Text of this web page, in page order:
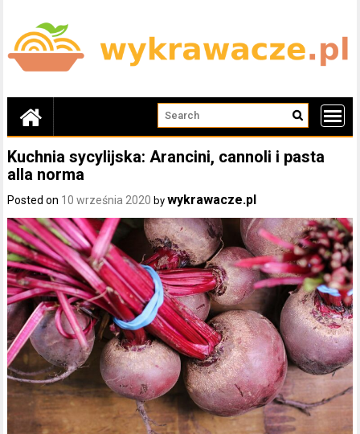
content
Kuchnia sycylijska: Arancini, cannoli i pasta
alla norma
Posted on 10 września 2020 bywykrawacze.pl